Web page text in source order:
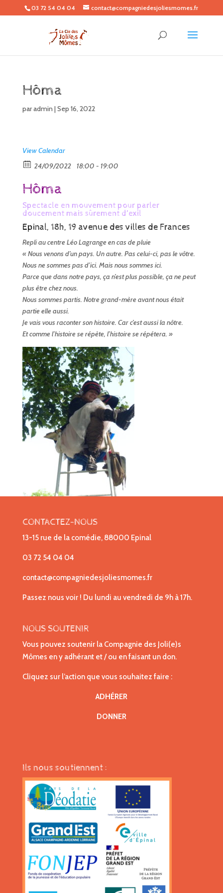
03 72 54 04 04 contact@compagniedesjoliesmomes.fr
Hôma
paradmin |Sep 16, 2022
View Calendar
24/09/2022
18:00 - 19:00
Hôma
Spectacle en mouvement pour parler
doucement mais sûrement d’exil
Epinal, 18h, 19 avenue des villes de Frances
Repli au centre Léo Lagrange en cas de pluie
« Nous venons d’un pays. Un autre. Pas celui-ci, pas le vôtre.
Nous ne sommes pas d’ici. Mais nous sommes ici.
Parce que dans notre pays, ça n’est plus possible, ça ne peut
plus être chez nous.
Nous sommes partis. Notre grand-mère avant nous était
partie elle aussi.
Je vais vous raconter son histoire. Car c’est aussi la nôtre.
Et comme l’histoire se répète, l’histoire se répétera. »
CONTACTEZ-NOUS
13-15 rue de la comédie, 88000 Epinal
03 72 54 04 04
contact@compagniedesjoliesmomes.fr
Passez nous voir ! Du lundi au vendredi de 9h à 17h.
NOUS SOUTENIR
Vous pouvez soutenir la Compagnie des Joli(e)s
Mômes en y adhérant et / ou en faisant un don.
Cliquez sur l’action que vous souhaitez faire :
ADHÉRER
DONNER
Ils nous soutiennent :